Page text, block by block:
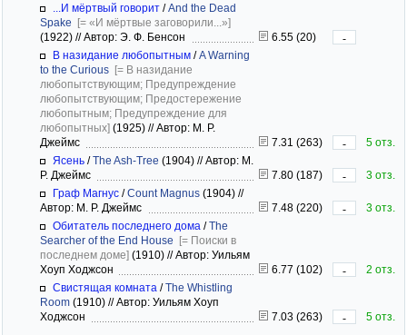
...И мёртвый говорит /And the Dead
Spake [= «И мёртвые заговорили...»]
(1922) //Автор: Э. Ф. Бенсон 6.55 (20)
-
В назидание любопытным /A Warning
to the Curious [= В назидание
любопытствующим; Предупреждение
любопытствующим; Предостережение
любопытным; Предупреждение для
любопытных] (1925) //Автор: М. Р.
Джеймс
7.31 (263) -
5 отз.
Ясень /The Ash-Tree (1904) //Автор: М.
Р. Джеймс
7.80 (187) -
3 отз.
Граф Магнус /Count Magnus (1904) //
Автор: М. Р. Джеймс
7.48 (220) -
3 отз.
Обитатель последнего дома /The
Searcher of the End House [= Поиски в
последнем доме] (1910) //Автор: Уильям
Хоуп Ходжсон
6.77 (102) -
2 отз.
Свистящая комната /The Whistling
Room (1910) //Автор: Уильям Хоуп
Ходжсон
7.03 (263) - 5 отз.